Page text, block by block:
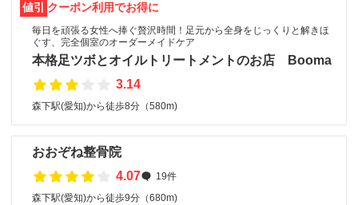
値引 クーポン利用でお得に
毎日を頑張る女性へ捧ぐ贅沢時間！足元から全身をじっくりと解きほ
ぐす、完全個室のオーダーメイドケア
本格足ツボとオイルトリートメントのお店 Booma
3.14
森下駅(愛知)から徒歩8分（580m)
おおぞね整骨院
4.07
19件
森下駅(愛知)から徒歩9分（680m)